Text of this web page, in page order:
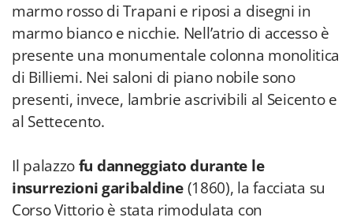
marmo rosso di Trapani e riposi a disegni in
marmo bianco e nicchie. Nell’atrio di accesso è
presente una monumentale colonna monolitica
di Billiemi. Nei saloni di piano nobile sono
presenti, invece, lambrie ascrivibili al Seicento e
al Settecento.
Il palazzofu danneggiato durante le
insurrezioni garibaldine(1860), la facciata su
Corso Vittorio è stata rimodulata con